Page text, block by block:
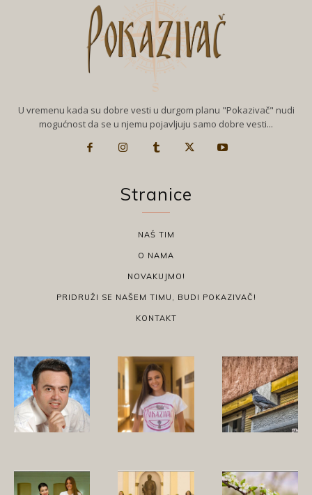
U vremenu kada su dobre vesti u durgom planu "Pokazivač" nudi
mogućnost da se u njemu pojavljuju samo dobre vesti...
Stranice
NAŠ TIM
O NAMA
NOVAKUJMO!
PRIDRUŽI SE NAŠEM TIMU, BUDI POKAZIVAČ!
KONTAKT